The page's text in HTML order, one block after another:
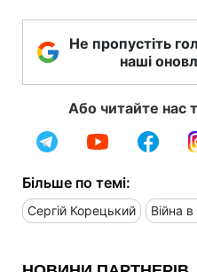
Не пропустіть
наші
Або читайте нас
Більше по темі:
Сергій Корецький Війна в